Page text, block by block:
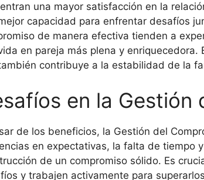
una mayor satisfacción en la
capacidad para enfrentar desafíos
de manera efectiva tienden a
en pareja más plena y
contribuye a la estabilidad de la
en la Gestión
de los beneficios, la Gestión del
en expectativas, la falta de tiempo
de un compromiso sólido. Es
y trabajen activamente para